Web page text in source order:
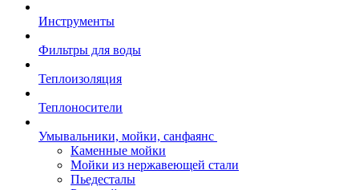
Инструменты
Фильтры для воды
Теплоизоляция
Теплоносители
Умывальники, мойки, санфаянс
Каменные мойки
Мойки из нержавеющей стали
Пьедесталы